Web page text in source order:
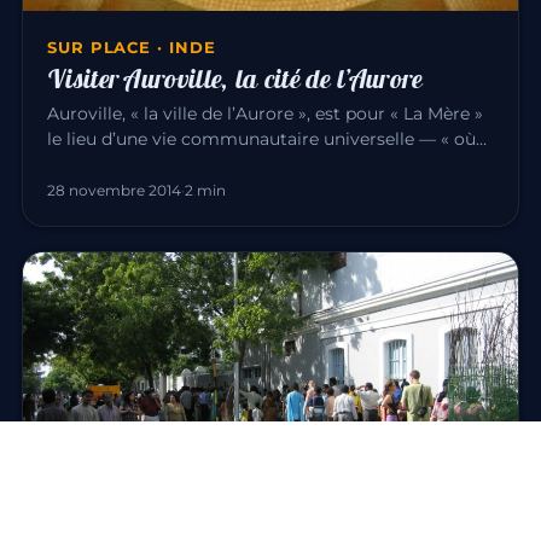
SUR PLACE · INDE
Visiter Auroville, la cité de l’Aurore
Auroville, « la ville de l’Aurore », est pour « La Mère »
le lieu d’une vie communautaire universelle — « où
28 novembre 2014·2 min